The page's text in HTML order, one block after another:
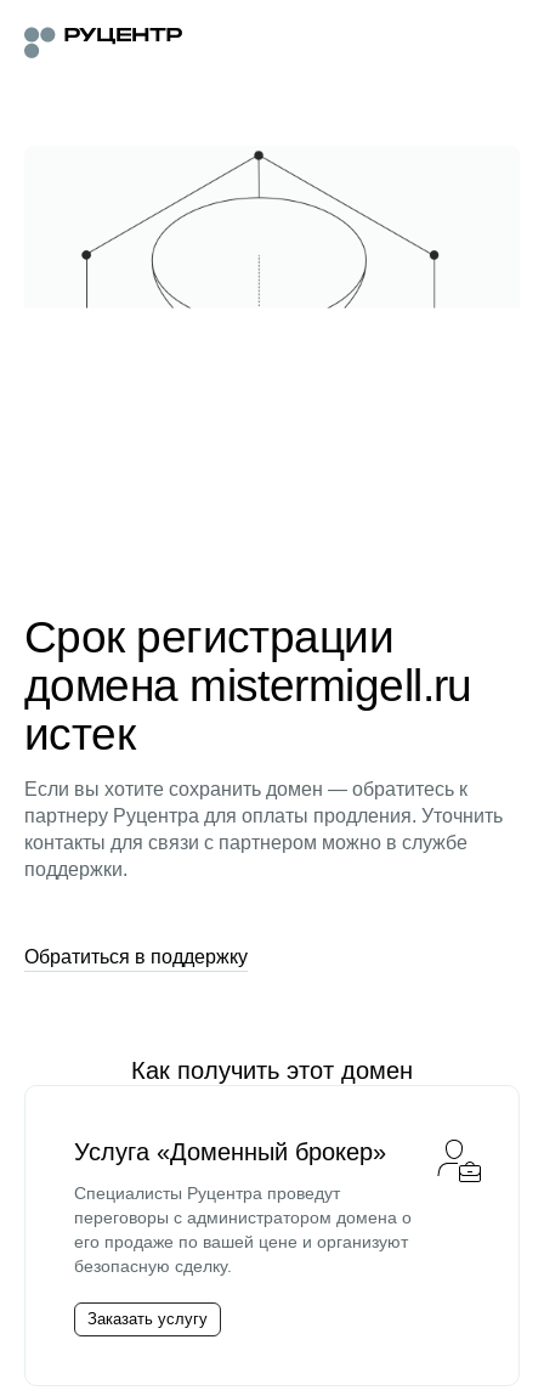
Срок регистрации
домена mistermigell.ru
истек
Если вы хотите сохранить домен — обратитесь к
партнеру Руцентра для оплаты продления. Уточнить
контакты для связи с партнером можно в службе
поддержки.
Обратиться в поддержку
Как получить этот домен
Услуга «Доменный брокер»
Специалисты Руцентра проведут
переговоры с администратором домена о
его продаже по вашей цене и организуют
безопасную сделку.
Заказать услугу